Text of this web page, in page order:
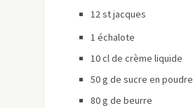
12 st jacques
1 échalote
10 cl de crème liquide
50 g de sucre en poudre
80 g de beurre